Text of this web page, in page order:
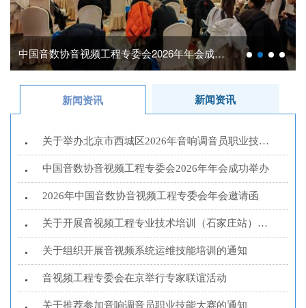
中国音数协音视频工程专委会2026年年会成功举办
新闻资讯 新闻资讯
• 关于举办北京市西城区2026年音响调音员职业技能大赛...
• 中国音数协音视频工程专委会2026年年会成功举办
• 2026年中国音数协音视频工程专委会年会邀请函
• 关于开展音视频工程专业技术培训（石家庄站）的通知
• 关于组织开展音视频系统运维技能培训的通知
• 音视频工程专委会在京举行专家联谊活动
关于推荐参加音响调音员职业技能大赛的通知